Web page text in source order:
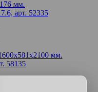
арт. 52335
58135